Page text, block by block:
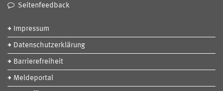
Seitenfeedback
Impressum
Datenschutzerklärung
Barrierefreiheit
Meldeportal